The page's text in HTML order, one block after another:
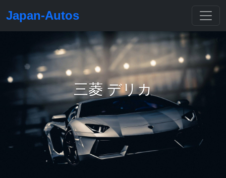
Japan-Autos
三菱 デリカ